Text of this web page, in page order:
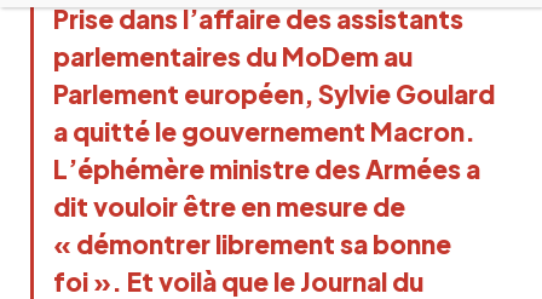
Prise dans l’affaire des assistants
parlementaires du MoDem au
Parlement européen, Sylvie Goulard
a quitté le gouvernement Macron.
L’éphémère ministre des Armées a
dit vouloir être en mesure de
« démontrer librement sa bonne
foi ». Et voilà que le Journal du